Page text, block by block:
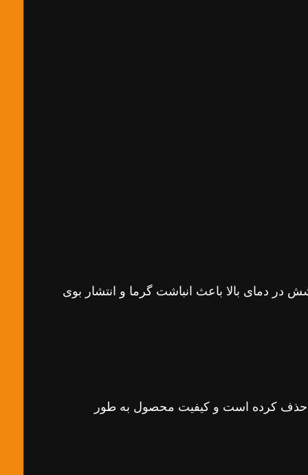
در دمای بالا باعث انباشت گرما و انتشار بوی
حذف کرده است و کیفیت محصول به طور